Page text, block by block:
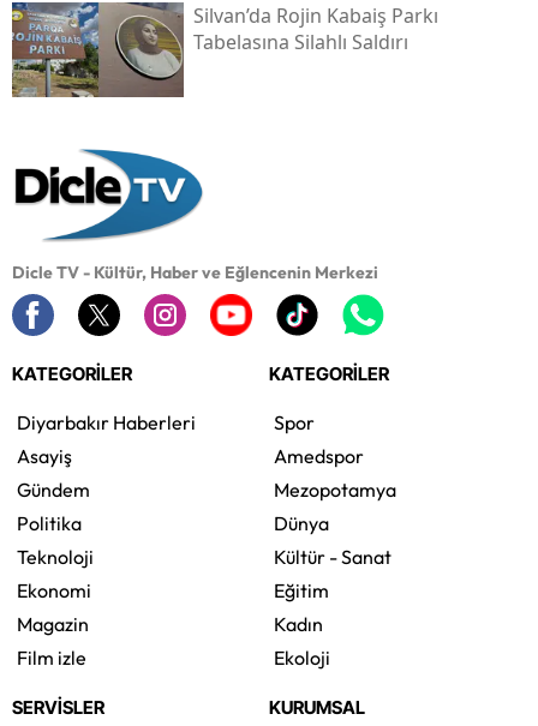
Silvan’da Rojin Kabaiş Parkı
Tabelasına Silahlı Saldırı
Dicle TV - Kültür, Haber ve Eğlencenin Merkezi
KATEGORİLER
Diyarbakır Haberleri
Asayiş
Gündem
Politika
Teknoloji
Ekonomi
Magazin
Film izle
KATEGORİLER
Spor
Amedspor
Mezopotamya
Dünya
Kültür - Sanat
Eğitim
Kadın
Ekoloji
SERVİSLER KURUMSAL